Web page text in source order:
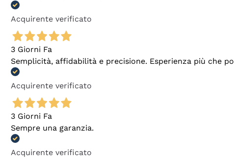
Acquirente verificato
3 Giorni Fa
Semplicità, affidabilità e precisione. Esperienza più che
Acquirente verificato
3 Giorni Fa
Sempre una garanzia.
Acquirente verificato